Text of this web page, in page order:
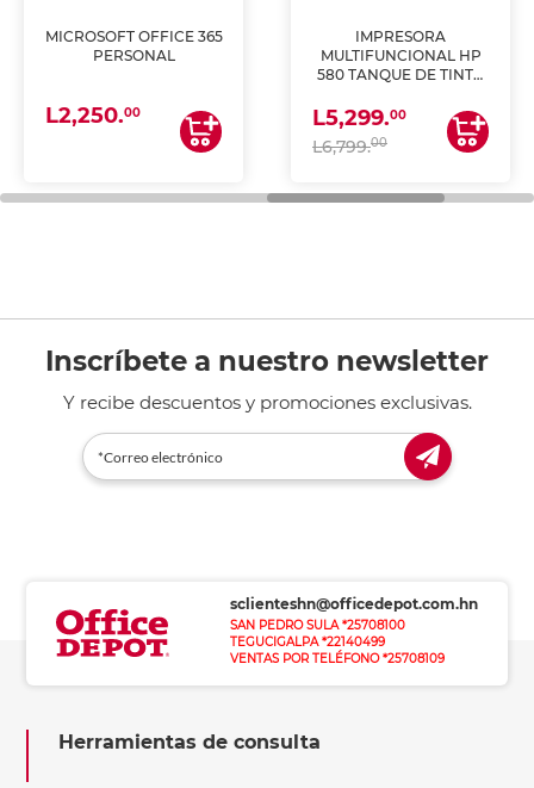
MICROSOFT OFFICE 365
PERSONAL
L2,250.00
IMPRESORA
MULTIFUNCIONAL HP
580 TANQUE DE TINTA
ESCANEA)
L5,299.00
L6,799.00
Inscríbete a nuestro newsletter
Y recibe descuentos y promociones exclusivas.
sclienteshn@officedepot.com.hn
SAN PEDRO SULA *25708100
TEGUCIGALPA *22140499
VENTAS POR TELÉFONO *25708109
Herramientas de consulta